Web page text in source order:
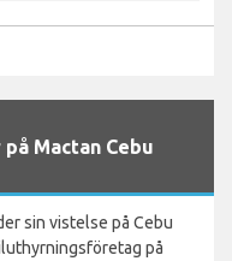
Mactan Cebu
sin vistelse på Cebu
på